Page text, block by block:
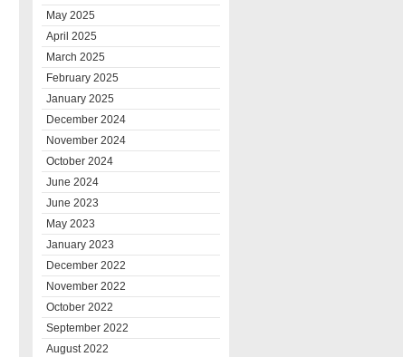
May 2025
April 2025
March 2025
February 2025
January 2025
December 2024
November 2024
October 2024
June 2024
June 2023
May 2023
January 2023
December 2022
November 2022
October 2022
September 2022
August 2022